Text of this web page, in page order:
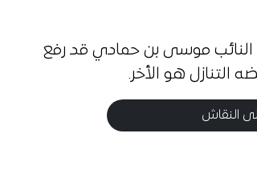
النائب موسى بن حمادي قد رفع
هو الأخر.
النقاش